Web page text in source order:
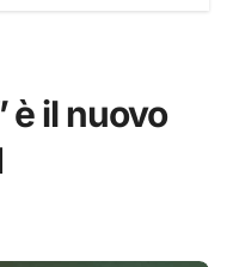
è il nuovo